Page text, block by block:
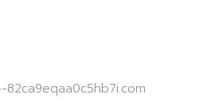
82ca9eqaa0c5hb7i.com